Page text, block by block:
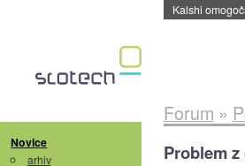
Sandisk že
Novice
arhiv
Forum »
Problem